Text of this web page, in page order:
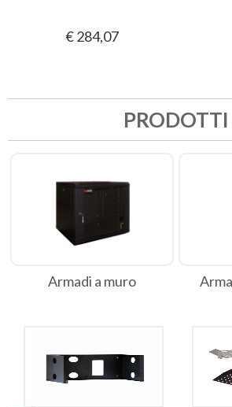
€ 284,07
PRODOTTI
Armadi a muro